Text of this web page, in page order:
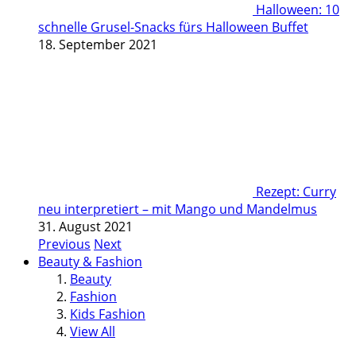
Halloween: 10
schnelle Grusel-Snacks fürs Halloween Buffet
18. September 2021
Rezept: Curry
neu interpretiert – mit Mango und Mandelmus
31. August 2021
Previous Next
Beauty & Fashion
Beauty
Fashion
Kids Fashion
View All